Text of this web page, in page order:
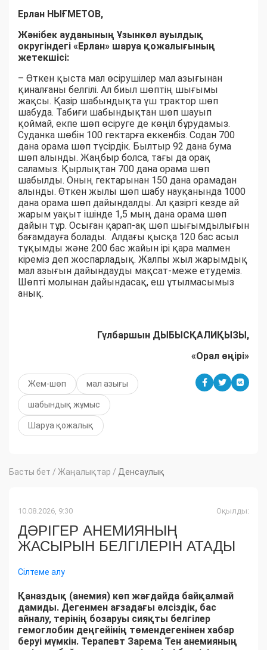
Ерлан НЫҒМЕТОВ,
Жәнібек ауданының Ұзынкөл ауылдық
округіндегі «Ерлан» шаруа қожалығының
жетекшісі:
– Өткен қыста мал өсірушілер мал азығынан
қиналғаны белгілі. Ал биыл шөптің шығымы
жақсы. Қазір шабындықта үш трактор шөп
шабуда. Табиғи шабындықтан шөп шауып
қоймай, екпе шөп өсіруге де көңіл бұрудамыз.
Суданка шөбін 100 гектарға еккенбіз. Содан 700
дана орама шөп түсірдік. Былтыр 92 дана бума
шөп алынды. Жаңбыр болса, тағы да орақ
саламыз. Қырлықтан 700 дана орама шөп
шабылды. Оның гектарынан 150 дана орамадан
алынды. Өткен жылы шөп шабу науқанында 1000
дана орама шөп дайындалды. Ал қазіргі кезде ай
жарым уақыт ішінде 1,5 мың дана орама шөп
дайын тұр. Осыған қарап-ақ шөп шығымдылығын
бағамдауға болады. Алдағы қысқа 120 бас асыл
тұқымды және 200 бас жайын ірі қара малмен
кіреміз деп жоспарладық. Жалпы жыл жарымдық
мал азығын дайындауды мақсат-меже етудеміз.
Шөпті молынан дайындасақ, еш ұтылмасымыз
анық.
Гүлбаршын ДЫБЫСҚАЛИҚЫЗЫ,
«Орал өңірі»
Жем-шөп мал азығы
шабындық жұмыс
Шаруа қожалық
Басты бет / Жаңалықтар / Денсаулық
10.08.2026, 9:30 Оқылды:
ДӘРІГЕР АНЕМИЯНЫҢ
ЖАСЫРЫН БЕЛГІЛЕРІН АТАДЫ
Сілтеме алу
Қаназдық (анемия) көп жағдайда байқалмай
дамиды. Дегенмен ағзадағы әлсіздік, бас
айналу, терінің бозаруы сияқты белгілер
гемоглобин деңгейінің төмендегенінен хабар
беруі мүмкін. Терапевт Зарема Тен анемияның